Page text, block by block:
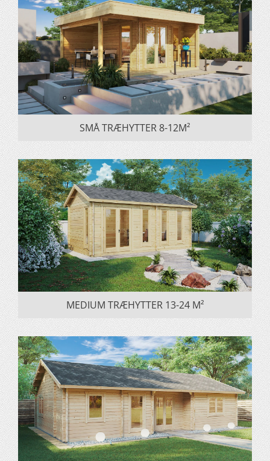
SMÅ TRÆHYTTER 8-12M²
MEDIUM TRÆHYTTER 13-24 M²